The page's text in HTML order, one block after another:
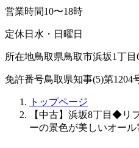
営業時間10〜18時
定休日 水・日曜日
所在地鳥取県鳥取市浜坂1丁目
免許番号鳥取県知事(5)第1204
トップページ
【中古】浜坂8丁目◆リ
ーの景色が美しいオー